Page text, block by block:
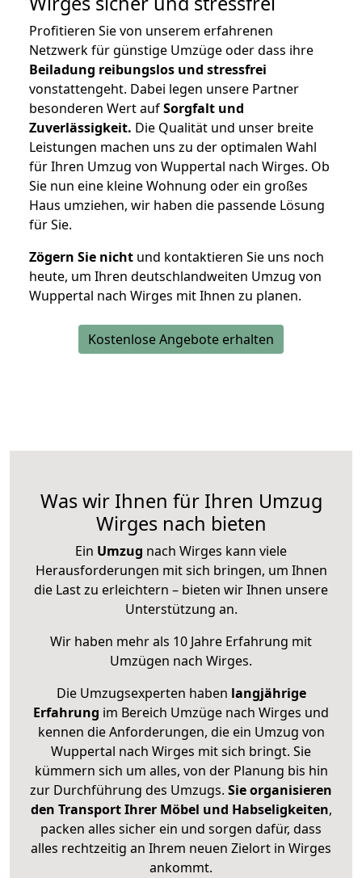
Profitieren Sie von unserem erfahrenen
Netzwerk für günstige Umzüge oder dass ihre
Beiladung reibungslos und stressfrei
vonstattengeht. Dabei legen unsere Partner
besonderen Wert aufSorgfalt und
Zuverlässigkeit. Die Qualität und unser breite
Leistungen machen uns zu der optimalen Wahl
für Ihren Umzug von Wuppertal nach Wirges. Ob
Sie nun eine kleine Wohnung oder ein großes
Haus umziehen, wir haben die passende Lösung
für Sie.
Zögern Sie nicht und kontaktieren Sie uns noch
heute, um Ihren deutschlandweiten Umzug von
Wuppertal nach Wirges mit Ihnen zu planen.
Kostenlose Angebote erhalten
Was wir Ihnen für Ihren Umzug
Wirges nach bieten
Ein Umzug nach Wirges kann viele
Herausforderungen mit sich bringen, um Ihnen
die Last zu erleichtern – bieten wir Ihnen unsere
Unterstützung an.
Wir haben mehr als 10 Jahre Erfahrung mit
Umzügen nach Wirges.
Die Umzugsexperten haben langjährige
Erfahrung im Bereich Umzüge nach Wirges und
kennen die Anforderungen, die ein Umzug von
Wuppertal nach Wirges mit sich bringt. Sie
kümmern sich um alles, von der Planung bis hin
zur Durchführung des Umzugs. Sie organisieren
den Transport Ihrer Möbel und Habseligkeiten,
packen alles sicher ein und sorgen dafür, dass
alles rechtzeitig an Ihrem neuen Zielort in Wirges
ankommt.